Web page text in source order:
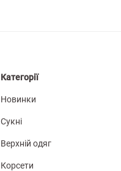
Категорії
Новинки
Сукні
Верхній одяг
Корсети